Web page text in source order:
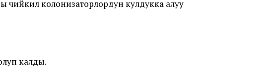
колонизаторлордун кулдукка алуу
калды.